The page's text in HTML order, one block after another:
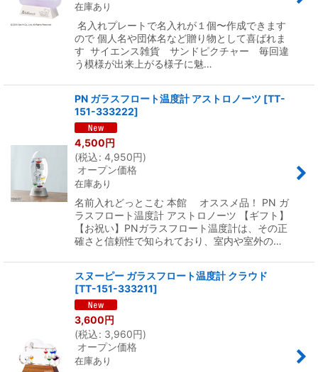
在庫あり
名入れプレートで名入れが１個〜作成できます
ので 個人名や団体名など贈り物として喜ばれま
す サイエンス雑貨 サンドピクチャー 毎回違
う模様が出来上がる様子に魅…
PN ガラスフロート温度計 アストロノーツ [TT-
151-333222]
4,500円
(税込: 4,950円)
オープン価格
在庫あり
名前入れどっとこむ 本館 オススメ品！ PN ガ
ラスフロート温度計 アストロノーツ 【ギフト】
【お祝い】PNガラスフロート温度計は、その正
確さと信頼性で知られており、室内や室外の…
スヌーピー ガラスフロート温度計 クラウド
[TT-151-333211]
3,600円
(税込: 3,960円)
オープン価格
在庫あり